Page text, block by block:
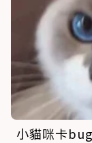
小貓咪卡